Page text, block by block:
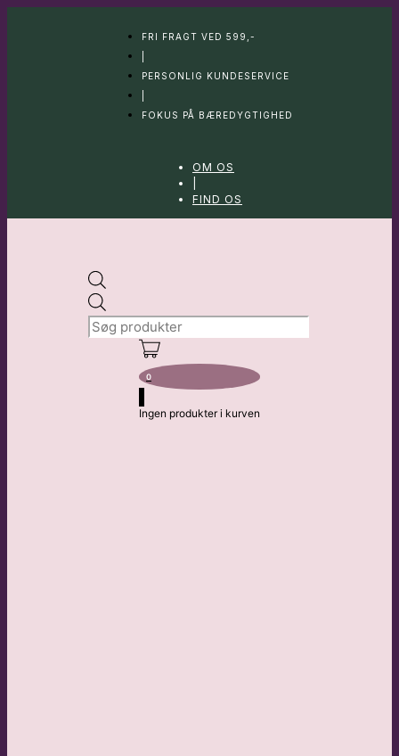
FRI FRAGT VED 599,-
PERSONLIG KUNDESERVICE
FOKUS PÅ BÆREDYGTIGHED
OM OS
FIND OS
search
0
Ingen produkter i kurven